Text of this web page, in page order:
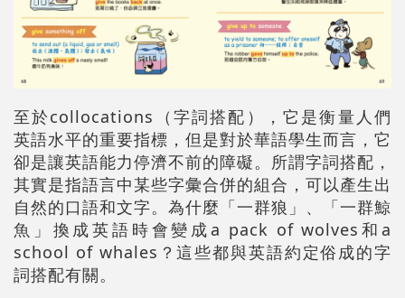
至於collocations（字詞搭配），它是衡量人們
英語水平的重要指標，但是對於華語學生而言，它
卻是讓英語能力停濟不前的障礙。所謂字詞搭配，
其實是指語言中某些字彙合併的組合，可以產生出
自然的口語和文字。為什麼「一群狼」、「一群鯨
魚」換成英語時會變成a pack of wolves和a
school of whales？這些都與英語約定俗成的字
詞搭配有關。